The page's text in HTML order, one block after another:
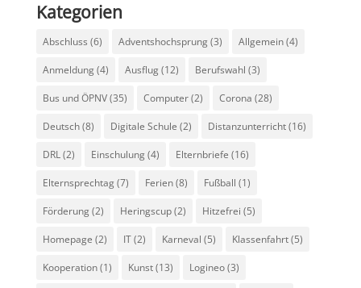
Kategorien
Abschluss (6) Adventshochsprung(3) Allgemein(4)
Anmeldung(4) Ausflug(12) Berufswahl (3)
Bus und ÖPNV(35) Computer(2) Corona (28)
Deutsch(8) Digitale Schule (2) Distanzunterricht(16)
DRL(2) Einschulung(4) Elternbriefe (16)
Elternsprechtag(7) Ferien(8) Fußball (1)
Förderung(2) Heringscup(2) Hitzefrei (5)
Homepage (2) IT(2) Karneval (5) Klassenfahrt(5)
Kooperation(1) Kunst(13) Logineo(3)